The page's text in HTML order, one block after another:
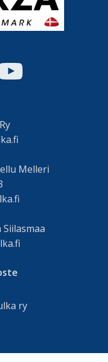
Melleri
ry